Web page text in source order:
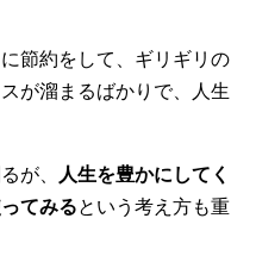
節約をして、ギリギリの
が溜まるばかりで、人生
が、
人生を豊かにしてく
てみるという考え方も重